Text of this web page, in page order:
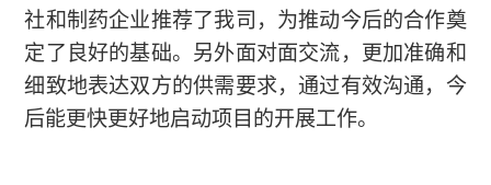
社和制药企业推荐了我司，为推动今后的合作奠
定了良好的基础。另外面对面交流，更加准确和
细致地表达双方的供需要求，通过有效沟通，今
后能更快更好地启动项目的开展工作。